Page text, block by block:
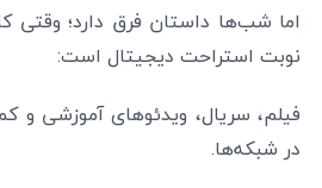
اما شب‌ها داستان فرق دارد؛ وقتی
نوبت استراحت دیجیتال است:
فیلم، سریال، ویدئوهای آموزشی
در شبکه‌ها.